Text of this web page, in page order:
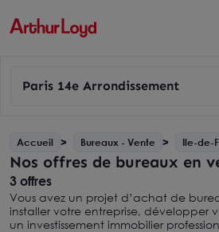
Paris 14e Arrondissement
Accueil Bureaux - Vente Ile-de-
Nos offres de bureaux en
3 offres
Vous avez un projet d’achat de
installer votre entreprise, développer
un investissement immobilier